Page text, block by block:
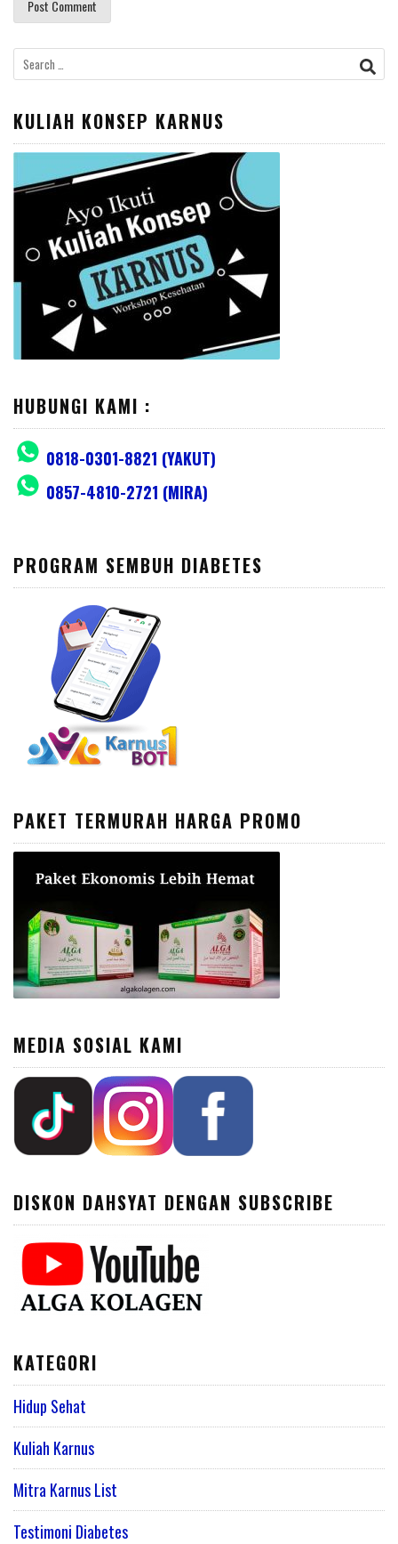
Search
for:
KULIAH KONSEP KARNUS
HUBUNGI KAMI :
0818-0301-8821 (YAKUT)
0857-4810-2721 (MIRA)
PROGRAM SEMBUH DIABETES
PAKET TERMURAH HARGA PROMO
MEDIA SOSIAL KAMI
DISKON DAHSYAT DENGAN SUBSCRIBE
KATEGORI
Hidup Sehat
Kuliah Karnus
Mitra Karnus List
Testimoni Diabetes